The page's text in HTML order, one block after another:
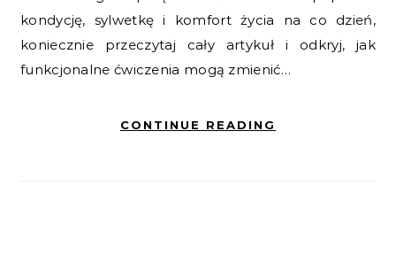
kondycję, sylwetkę i komfort życia na co dzień,
koniecznie przeczytaj cały artykuł i odkryj, jak
funkcjonalne ćwiczenia mogą zmienić…
CONTINUE READING